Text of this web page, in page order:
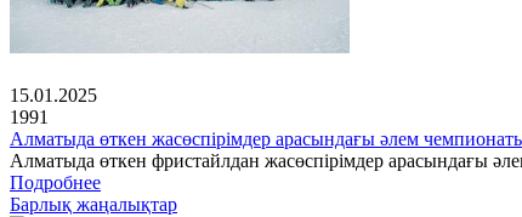
15.01.2025
1991
Алматыда өткен жасөспірімдер арасындағы әлем
Алматыда өткен фристайлдан жасөспірімдер арасындағы
Подробнее
Барлық жаңалықтар